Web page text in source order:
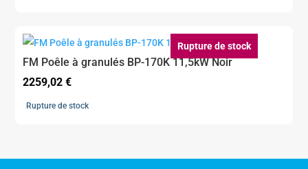
899,00 €.
809,00 €.
Rupture de stock
FM Poêle à granulés BP-170K 11,5kW Noir
2259,02€
Rupture de stock